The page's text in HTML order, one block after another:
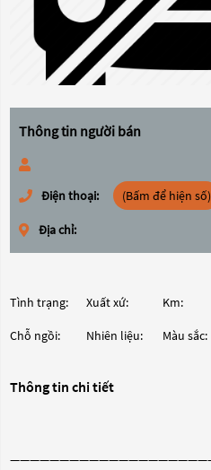
Thông tin người bán
Điện thoại: (Bấm để hiện số)
Địa chỉ:
Tình trạng: Xuất xứ: Km:
Chỗ ngồi: Nhiên liệu: Màu sắc:
Thông tin chi tiết